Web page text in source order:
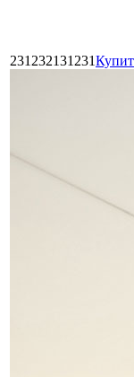
231232131231